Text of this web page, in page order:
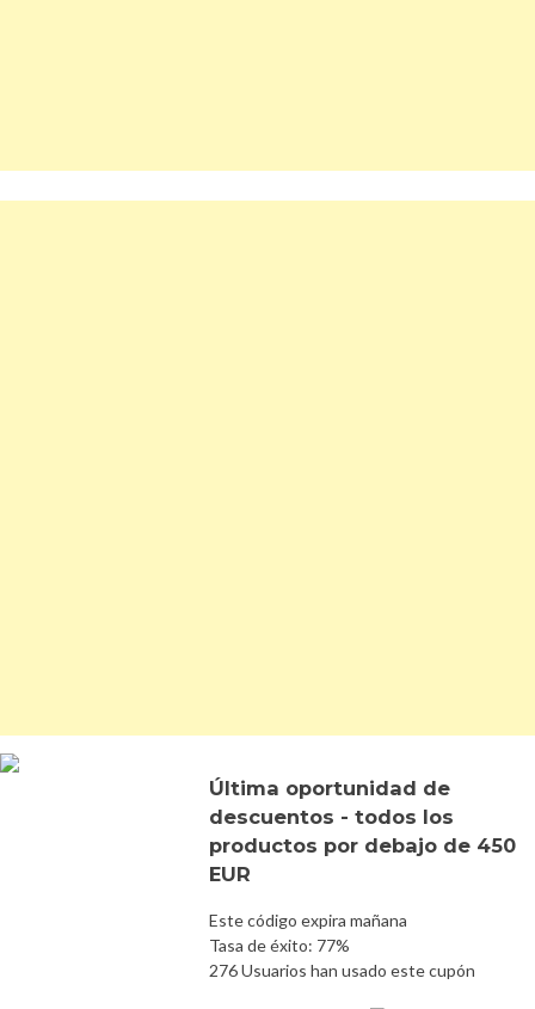
Última oportunidad de
descuentos - todos los
productos por debajo de 450
EUR
Este código expira mañana
Tasa de éxito: 77%
276 Usuarios han usado este cupón